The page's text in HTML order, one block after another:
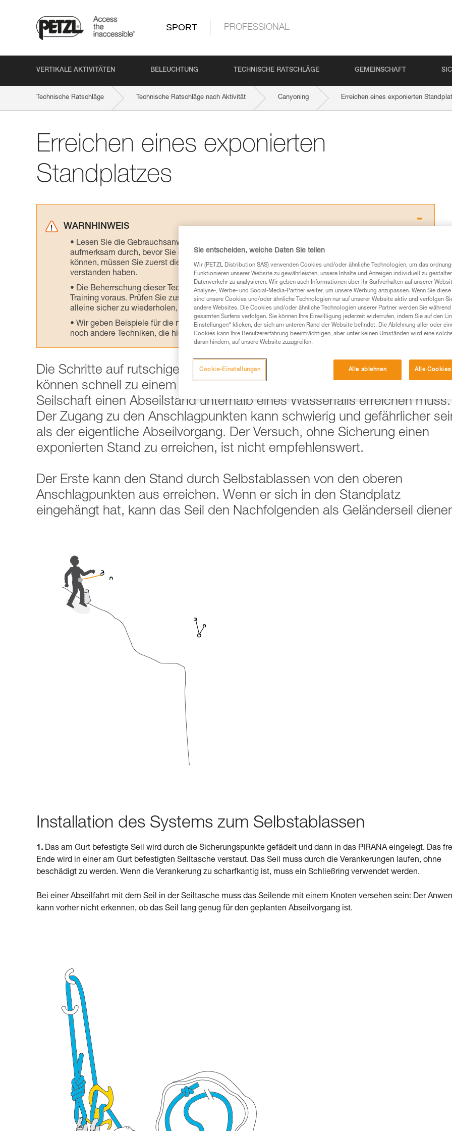
SPORT PROFESSIONAL
VERTIKALE AKTIVITÄTEN BELEUCHTUNG TECHNISCHE RATSCHLÄGE GEMEINSCHAFT
Technische Ratschläge Technische Ratschläge nach Aktivität Canyoning Erreichen eines exponierten
Erreichen eines exponierten
Standplatzes
WARNHINWEIS
Lesen Sie die Gebrauchsanweisungen der Produkte, um die es in diesem Tech Tipp geht,
aufmerksam durch, bevor Sie diesen zu Rate ziehen. Um diese Zusatzinformationen verstehen zu
können, müssen Sie zuerst die in der Gebrauchsanweisung enthaltenen Informationen richtig
verstanden haben.
Die Beherrschung dieser Techniken setzt eine entsprechende Ausbildung und ein spezielles
Training voraus. Prüfen Sie zusammen mit einem Profi, ob Sie in der Lage sind, den Vorgang
alleine sicher zu wiederholen, bevor Sie ihn eigenständig durchführen.
Wir geben Beispiele für die mit Ihrer Aktivität verbundenen Techniken. Möglicherweise gibt es
noch andere Techniken, die hier nicht beschrieben werden.
Die Schritte auf rutschigem Fels in der Nähe einer vertikalen Passage
können schnell zu einem Problem werden. Dies ist der Fall, wenn die
Seilschaft einen Abseilstand unterhalb eines Wasserfalls erreichen muss.
Der Zugang zu den Anschlagpunkten kann schwierig und gefährlicher
als der eigentliche Abseilvorgang. Der Versuch, ohne Sicherung einen
exponierten Stand zu erreichen, ist nicht empfehlenswert.
Der Erste kann den Stand durch Selbstablassen von den oberen
Anschlagpunkten aus erreichen. Wenn er sich in den Standplatz
eingehängt hat, kann das Seil den Nachfolgenden als Geländerseil
Installation des Systems zum Selbstablassen
1. Das am Gurt befestigte Seil wird durch die Sicherungspunkte gefädelt und dann in das PIRANA eingelegt. Das
Ende wird in einer am Gurt befestigten Seiltasche verstaut. Das Seil muss durch die Verankerungen laufen, ohne
beschädigt zu werden. Wenn die Verankerung zu scharfkantig ist, muss ein Schließring verwendet werden.
Bei einer Abseilfahrt mit dem Seil in der Seiltasche muss das Seilende mit einem Knoten versehen sein: Der
kann vorher nicht erkennen, ob das Seil lang genug für den geplanten Abseilvorgang ist.
Sie entscheiden, welche Daten Sie teilen
Wir (PETZL Distribution SAS) verwenden Cookies und/oder ähnliche Technologien, um das
Funktionieren unserer Website zu gewährleisten, unsere Inhalte und Anzeigen individuell zu
Datenverkehr zu analysieren. Wir geben auch Informationen über Ihr Surfverhalten auf unserer
Analyse-, Werbe- und Social-Media-Partner weiter, um unsere Werbung anzupassen. Wenn Sie
sind unsere Cookies und/oder ähnliche Technologien nur auf unserer Website aktiv und verfolgen
andere Websites. Die Cookies und/oder ähnliche Technologien unserer Partner werden Sie während
gesamten Surfens verfolgen. Sie können Ihre Einwilligung jederzeit widerrufen, indem Sie auf den
Einstellungen“ klicken, der sich am unteren Rand der Website befindet. Die Ablehnung aller oder
Cookies kann Ihre Benutzererfahrung beeinträchtigen, aber unter keinen Umständen wird eine
daran hindern, auf unsere Website zuzugreifen.
Alle ablehnen Alle Cookies
Cookie-Einstellungen